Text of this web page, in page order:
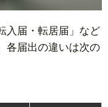
入届・転居届」など
各届出の違いは次の